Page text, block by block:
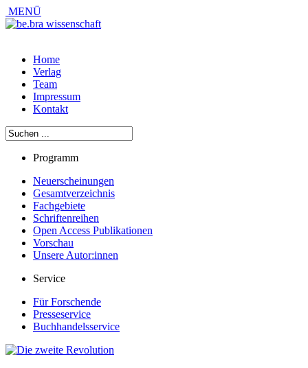
MENÜ
Home
Verlag
Team
Impressum
Kontakt
Programm
Neuerscheinungen
Gesamtverzeichnis
Fachgebiete
Schriftenreihen
Open Access Publikationen
Vorschau
Unsere Autor:innen
Service
Für Forschende
Presseservice
Buchhandelsservice